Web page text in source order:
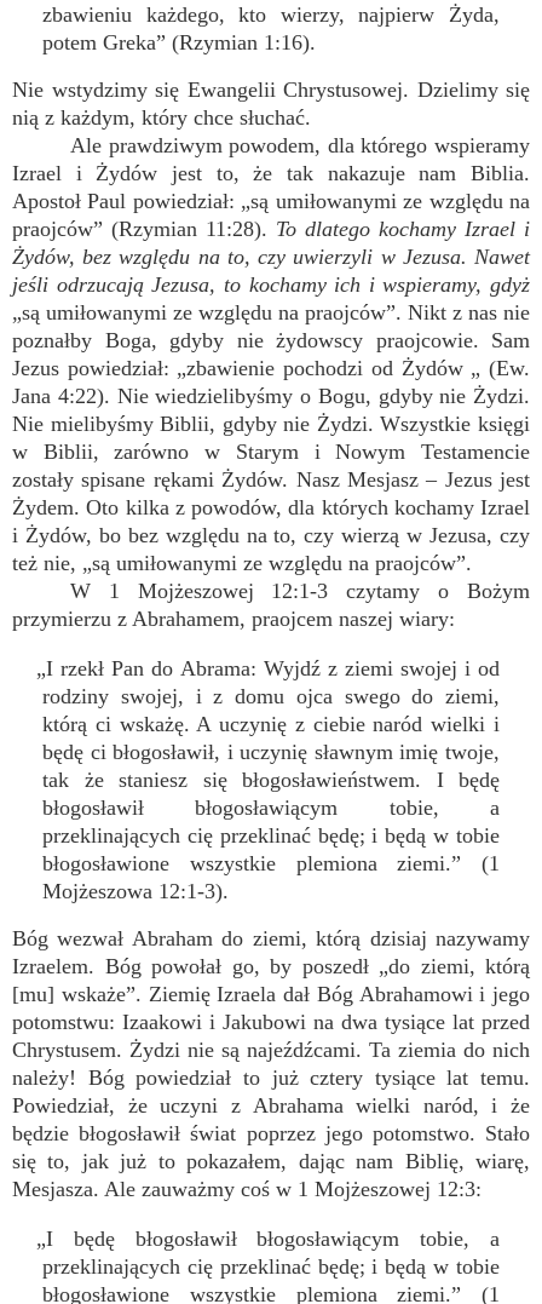
zbawieniu każdego, kto wierzy, najpierw Żyda,
potem Greka” (Rzymian 1:16).
Nie wstydzimy się Ewangelii Chrystusowej. Dzielimy się
nią z każdym, który chce słuchać.
Ale prawdziwym powodem, dla którego wspieramy
Izrael i Żydów jest to, że tak nakazuje nam Biblia.
Apostoł Paul powiedział: „są umiłowanymi ze względu na
praojców” (Rzymian 11:28). To dlatego kochamy Izrael i
Żydów, bez względu na to, czy uwierzyli w Jezusa. Nawet
jeśli odrzucają Jezusa, to kochamy ich i wspieramy, gdyż
„są umiłowanymi ze względu na praojców”. Nikt z nas nie
poznałby Boga, gdyby nie żydowscy praojcowie. Sam
Jezus powiedział: „zbawienie pochodzi od Żydów „ (Ew.
Jana 4:22). Nie wiedzielibyśmy o Bogu, gdyby nie Żydzi.
Nie mielibyśmy Biblii, gdyby nie Żydzi. Wszystkie księgi
w Biblii, zarówno w Starym i Nowym Testamencie
zostały spisane rękami Żydów. Nasz Mesjasz – Jezus jest
Żydem. Oto kilka z powodów, dla których kochamy Izrael
i Żydów, bo bez względu na to, czy wierzą w Jezusa, czy
też nie, „są umiłowanymi ze względu na praojców”.
W 1 Mojżeszowej 12:1-3 czytamy o Bożym
przymierzu z Abrahamem, praojcem naszej wiary:
„I rzekł Pan do Abrama: Wyjdź z ziemi swojej i od
rodziny swojej, i z domu ojca swego do ziemi,
którą ci wskażę. A uczynię z ciebie naród wielki i
będę ci błogosławił, i uczynię sławnym imię twoje,
tak że staniesz się błogosławieństwem. I będę
błogosławił błogosławiącym tobie, a
przeklinających cię przeklinać będę; i będą w tobie
błogosławione wszystkie plemiona ziemi.” (1
Mojżeszowa 12:1-3).
Bóg wezwał Abraham do ziemi, którą dzisiaj nazywamy
Izraelem. Bóg powołał go, by poszedł „do ziemi, którą
[mu] wskaże”. Ziemię Izraela dał Bóg Abrahamowi i jego
potomstwu: Izaakowi i Jakubowi na dwa tysiące lat przed
Chrystusem. Żydzi nie są najeźdźcami. Ta ziemia do nich
należy! Bóg powiedział to już cztery tysiące lat temu.
Powiedział, że uczyni z Abrahama wielki naród, i że
będzie błogosławił świat poprzez jego potomstwo. Stało
się to, jak już to pokazałem, dając nam Biblię, wiarę,
Mesjasza. Ale zauważmy coś w 1 Mojżeszowej 12:3:
„I będę błogosławił błogosławiącym tobie, a
przeklinających cię przeklinać będę; i będą w tobie
błogosławione wszystkie plemiona ziemi.” (1